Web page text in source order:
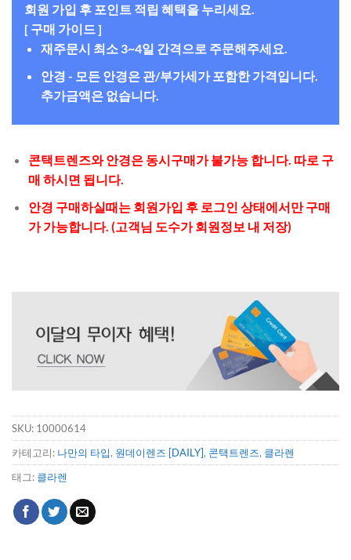
회원 가입 후 포인트 적립 혜택을 누리세요.
[ 구매 가이드 ]
재주문시 최소 3~4일 간격으로 주문해주세요.
안경 - 모든 안경은 관/부가세가 포함한 가격입니다.
추가금액은 없습니다.
콘택트렌즈와 안경은 동시구매가 불가능 합니다. 따로 구
매 하시면 됩니다.
안경 구매하실때는 회원가입 후 로그인 상태에서만 구매
가 가능합니다. (고객님 도수가 회원정보 내 저장)
SKU: 10000614
카테고리: 나만의 타입, 원데이렌즈 [DAILY], 콘택트렌즈, 클라렌
태그: 클라렌